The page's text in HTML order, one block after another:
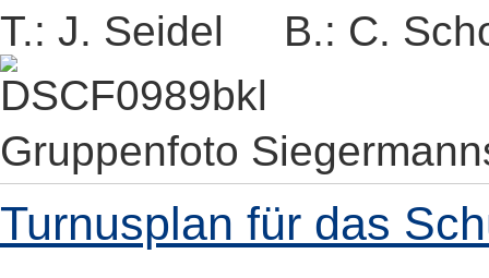
T.: J. Seidel B.: C.
Gruppenfoto
Turnusplan für das